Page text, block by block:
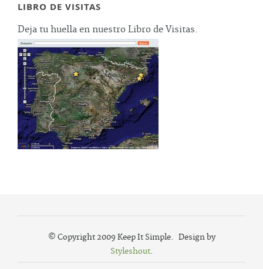
LIBRO DE VISITAS
Deja tu huella en nuestro Libro de Visitas.
© Copyright 2009 Keep It Simple. Design by
Styleshout.